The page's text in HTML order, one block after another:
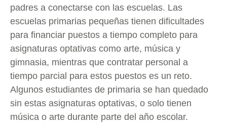
padres a conectarse con las escuelas. Las
escuelas primarias pequeñas tienen dificultades
para financiar puestos a tiempo completo para
asignaturas optativas como arte, música y
gimnasia, mientras que contratar personal a
tiempo parcial para estos puestos es un reto.
Algunos estudiantes de primaria se han quedado
sin estas asignaturas optativas, o solo tienen
música o arte durante parte del año escolar.